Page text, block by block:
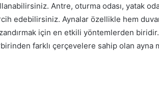
Antre, oturma odası, yatak
edebilirsiniz. Aynalar özellikle hem
için en etkili yöntemlerden
farklı çerçevelere sahip olan